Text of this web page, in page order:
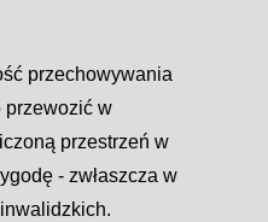
przechowywania
przewozić w
przestrzeń w
- zwłaszcza w